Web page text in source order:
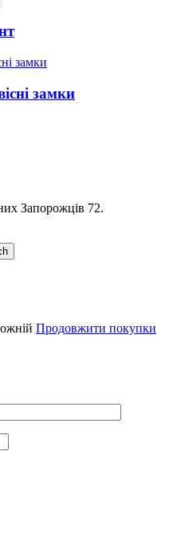
замки
Запорожців 72.
Продовжити покупки